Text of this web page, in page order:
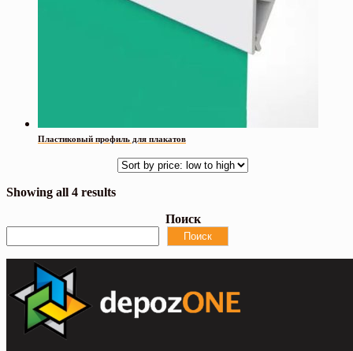
Пластиковый профиль для плакатов
Showing all 4 results
Поиск
Поиск